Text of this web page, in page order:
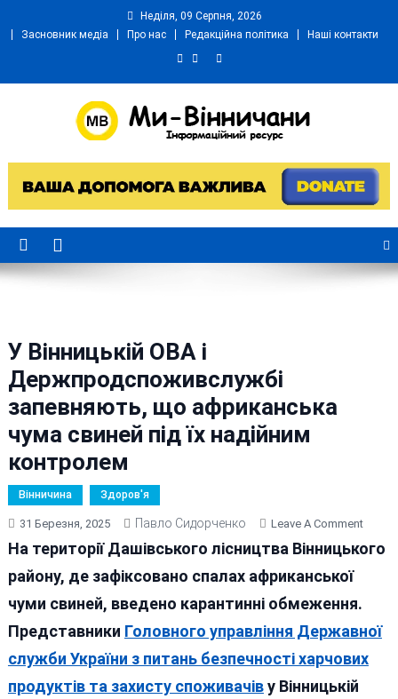
Неділя, 09 Серпня, 2026
Засновник медіа
Про нас Редакційна політика Наші контакти
Ми Вінничани
У Вінницькій ОВА і
Держпродспоживслужбі
запевняють, що африканська
чума свиней під їх надійним
контролем
Вінничина Здоров'я
31 Березня, 2025 Павло Сидорченко Leave A CommentOn
У
Що
На території Дашівського лісництва Вінницького
району, де зафіксовано спалах африканської
чуми свиней, введено карантинні обмеження.
Представники Головного управління Державної
служби України з питань безпечності харчових
продуктів та захисту споживачіву Вінницькій